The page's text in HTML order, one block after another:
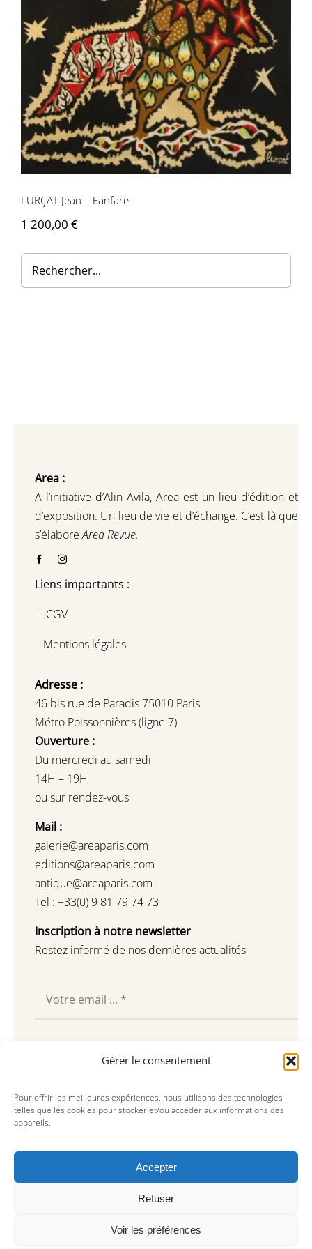
Gérer le consentement
Pour offrir les meilleures expériences, nous utilisons des technologies
telles que les cookies pour stocker et/ou accéder aux informations des
appareils.
Accepter
Refuser
Voir les préférences
Contactez-nous
LURÇAT Jean – Fanfare
1 200,00 €
Area :
A l’initiative d’Alin Avila, Area est un lieu d’édition et
d’exposition. Un lieu de vie et d’échange. C’est là que
s’élaboreArea Revue.
Liens importants :
– CGV
– Mentions légales
Adresse :
46 bis rue de Paradis 75010 Paris
Métro Poissonnières (ligne 7)
Ouverture :
Du mercredi au samedi
14H – 19H
ou sur rendez-vous
Mail :
galerie@areaparis.com
editions@areaparis.com
antique@areaparis.com
Tel : +33(0) 9 81 79 74 73
Inscription à notre newsletter
Restez informé de nos dernières actualités
Souscrire